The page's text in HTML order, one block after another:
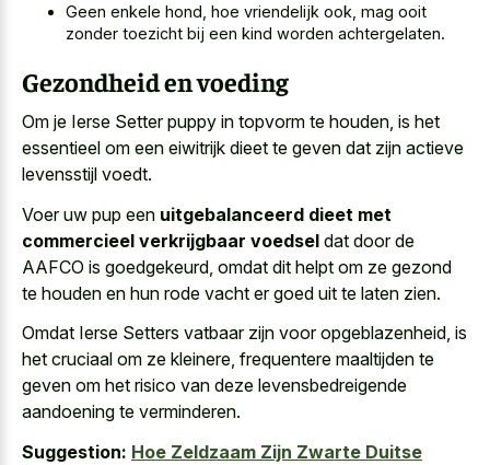
Geen enkele hond, hoe vriendelijk ook, mag ooit
zonder toezicht bij een kind worden achtergelaten.
Gezondheid en voeding
Om je Ierse Setter puppy in topvorm te houden, is het
essentieel om een eiwitrijk dieet te geven dat zijn actieve
levensstijl voedt.
Voer uw pup een uitgebalanceerd dieet met
commercieel verkrijgbaar voedsel dat door de
AAFCO is goedgekeurd, omdat dit helpt om ze gezond
te houden en hun rode vacht er goed uit te laten zien.
Omdat Ierse Setters vatbaar zijn voor opgeblazenheid, is
het cruciaal om ze kleinere, frequentere maaltijden te
geven om het risico van deze levensbedreigende
aandoening te verminderen.
Suggestion: Hoe Zeldzaam Zijn Zwarte Duitse